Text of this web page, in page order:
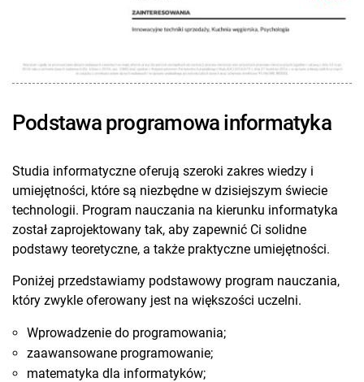
Podstawa programowa informatyka
Studia informatyczne oferują szeroki zakres wiedzy i
umiejętności, które są niezbędne w dzisiejszym świecie
technologii. Program nauczania na kierunku informatyka
został zaprojektowany tak, aby zapewnić Ci solidne
podstawy teoretyczne, a także praktyczne umiejętności.
Poniżej przedstawiamy podstawowy program nauczania,
który zwykle oferowany jest na większości uczelni.
Wprowadzenie do programowania;
zaawansowane programowanie;
matematyka dla informatyków;